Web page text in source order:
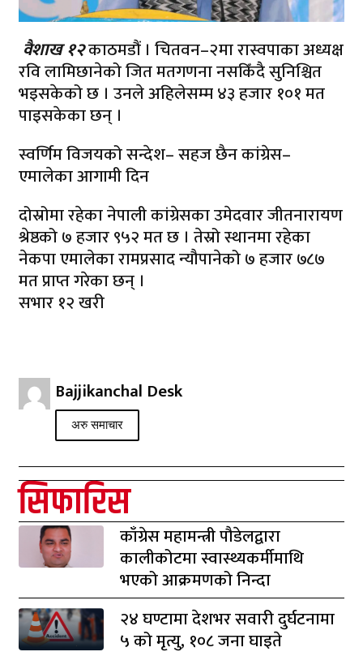
वैशाख १२काठमडौं । चितवन–२मा रास्वपाका अध्यक्ष
रवि लामिछानेको जित मतगणना नसकिँदै सुनिश्चित
भइसकेको छ । उनले अहिलेसम्म ४३ हजार १०१ मत
पाइसकेका छन् ।
स्वर्णिम विजयको सन्देश– सहज छैन कांग्रेस–
एमालेका आगामी दिन
दोस्रोमा रहेका नेपाली कांग्रेसका उमेदवार जीतनारायण
श्रेष्ठको ७ हजार ९५२ मत छ । तेस्रो स्थानमा रहेका
नेकपा एमालेका रामप्रसाद न्यौपानेको ७ हजार ७८७
मत प्राप्त गरेका छन् ।
सभार १२ खरी
Bajjikanchal Desk
अरु समाचार
सिफारिस
काँग्रेस महामन्त्री पौडेलद्वारा
कालीकोटमा स्वास्थ्यकर्मीमाथि
भएको आक्रमणको निन्दा
२४ घण्टामा देशभर सवारी दुर्घटनामा
५ को मृत्यु, १०८ जना घाइते